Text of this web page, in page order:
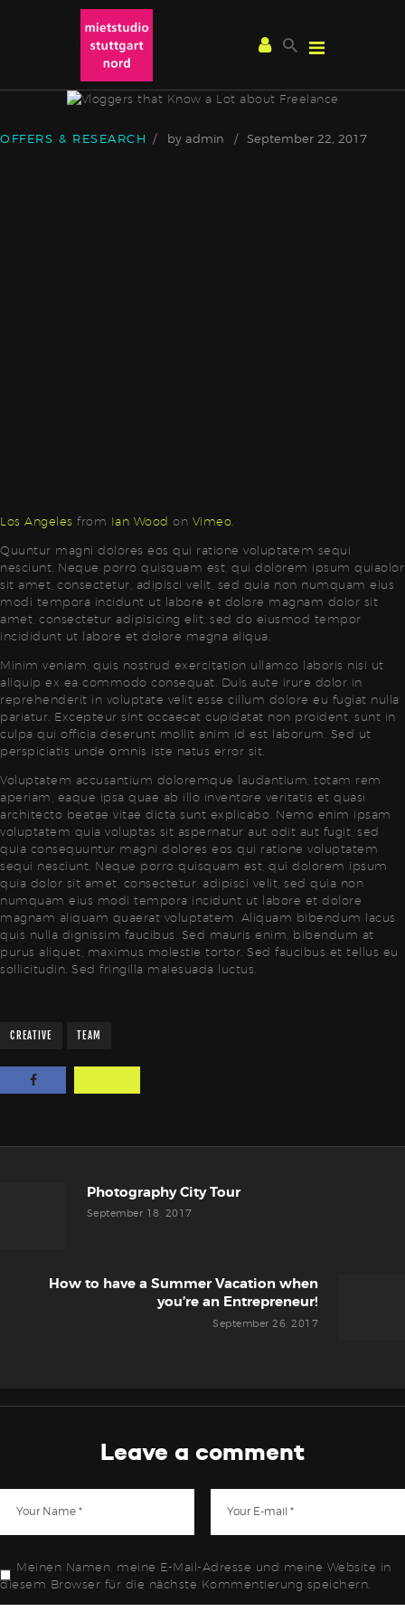
OFFERS & RESEARCH byadmin September 22, 2017
Los Angeles from Ian Wood on Vimeo
Quuntur magni dolores eos qui ratione voluptatem sequi
nesciunt. Neque porro quisquam est, qui dolorem ipsum quiaolor
sit amet, consectetur, adipisci velit, sed quia non numquam eius
modi tempora incidunt ut labore et dolore magnam dolor sit
amet, consectetur adipisicing elit, sed do eiusmod tempor
incididunt ut labore et dolore magna aliqua.
Minim veniam, quis nostrud exercitation ullamco laboris nisi ut
aliquip ex ea commodo consequat. Duis aute irure dolor in
reprehenderit in voluptate velit esse cillum dolore eu fugiat nulla
pariatur. Excepteur sint occaecat cupidatat non proident, sunt in
culpa qui officia deserunt mollit anim id est laborum. Sed ut
perspiciatis unde omnis iste natus error sit.
Voluptatem accusantium doloremque laudantium, totam rem
aperiam, eaque ipsa quae ab illo inventore veritatis et quasi
architecto beatae vitae dicta sunt explicabo. Nemo enim ipsam
voluptatem quia voluptas sit aspernatur aut odit aut fugit, sed
quia consequuntur magni dolores eos qui ratione voluptatem
sequi nesciunt. Neque porro quisquam est, qui dolorem ipsum
quia dolor sit amet, consectetur, adipisci velit, sed quia non
numquam eius modi tempora incidunt ut labore et dolore
magnam aliquam quaerat voluptatem. Aliquam bibendum lacus
quis nulla dignissim faucibus. Sed mauris enim, bibendum at
purus aliquet, maximus molestie tortor. Sed faucibus et tellus eu
sollicitudin. Sed fringilla malesuada luctus.
CREATIVE TEAM
Navigation
Previous
post:
Photography City Tour
September 18, 2017
How to have a Summer Vacation when
you’re an Entrepreneur!
September 26, 2017
Leave a comment
Meinen Namen, meine E-Mail-Adresse und meine Website in
diesem Browser für die nächste Kommentierung speichern.